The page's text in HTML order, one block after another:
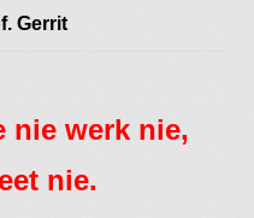
Gerrit
nie werk nie,
nie.